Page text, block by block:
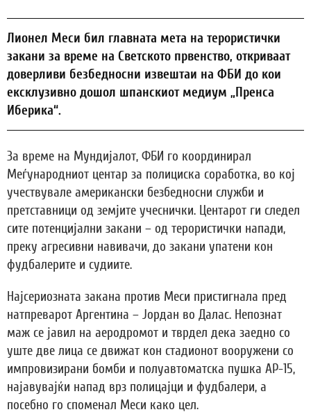
Лионел Меси бил главната мета на терористички
закани за време на Светското првенство, откриваат
доверливи безбедносни извештаи на ФБИ до кои
ексклузивно дошол шпанскиот медиум „Пренса
Иберика“.
За време на Мундијалот, ФБИ го координирал
Меѓународниот центар за полициска соработка, во кој
учествувале американски безбедносни служби и
претставници од земјите учеснички. Центарот ги следел
сите потенцијални закани – од терористички напади,
преку агресивни навивачи, до закани упатени кон
фудбалерите и судиите.
Најсериозната закана против Меси пристигнала пред
натпреварот Аргентина – Јордан во Далас. Непознат
маж се јавил на аеродромот и тврдел дека заедно со
уште две лица се движат кон стадионот вооружени со
импровизирани бомби и полуавтоматска пушка АР-15,
најавувајќи напад врз полицајци и фудбалери, а
посебно го споменал Меси како цел.